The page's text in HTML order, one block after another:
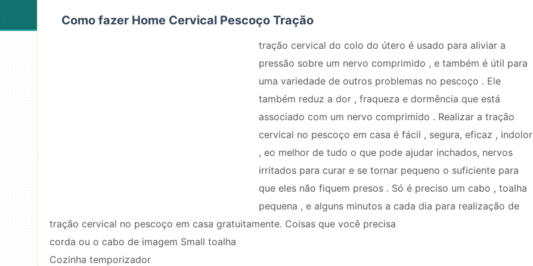
Como fazer Home Cervical Pescoço Tração
tração cervical do colo do útero é usado para aliviar a
pressão sobre um nervo comprimido , e também é útil para
uma variedade de outros problemas no pescoço . Ele
também reduz a dor , fraqueza e dormência que está
associado com um nervo comprimido . Realizar a tração
cervical no pescoço em casa é fácil , segura, eficaz , indolor
, eo melhor de tudo o que pode ajudar inchados, nervos
irritados para curar e se tornar pequeno o suficiente para
que eles não fiquem presos . Só é preciso um cabo , toalha
pequena , e alguns minutos a cada dia para realização de
tração cervical no pescoço em casa gratuitamente. Coisas que você precisa
corda ou o cabo de imagem Small toalha
Cozinha temporizador